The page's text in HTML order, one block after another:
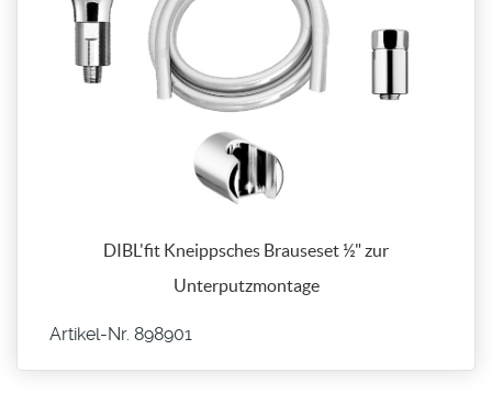
DIBL'fit Kneippsches Brauseset ½" zur
Unterputzmontage
Artikel-Nr. 898901